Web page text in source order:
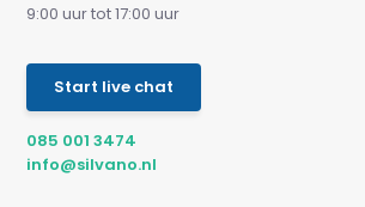
9:00 uur tot 17:00 uur
Start live chat
085 001 3474
info@silvano.nl